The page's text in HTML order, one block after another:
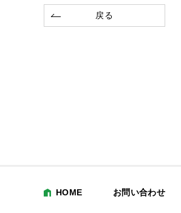
戻る
HOME お問い合わせ